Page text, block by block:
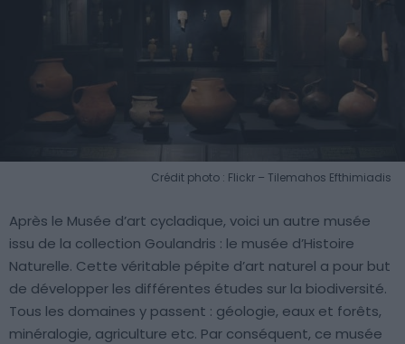
Crédit photo : Flickr – Tilemahos Efthimiadis
Après le Musée d’art cycladique, voici un autre musée
issu de la collection Goulandris : le musée d’Histoire
Naturelle. Cette véritable pépite d’art naturel a pour but
de développer les différentes études sur la biodiversité.
Tous les domaines y passent : géologie, eaux et forêts,
minéralogie, agriculture etc. Par conséquent, ce musée